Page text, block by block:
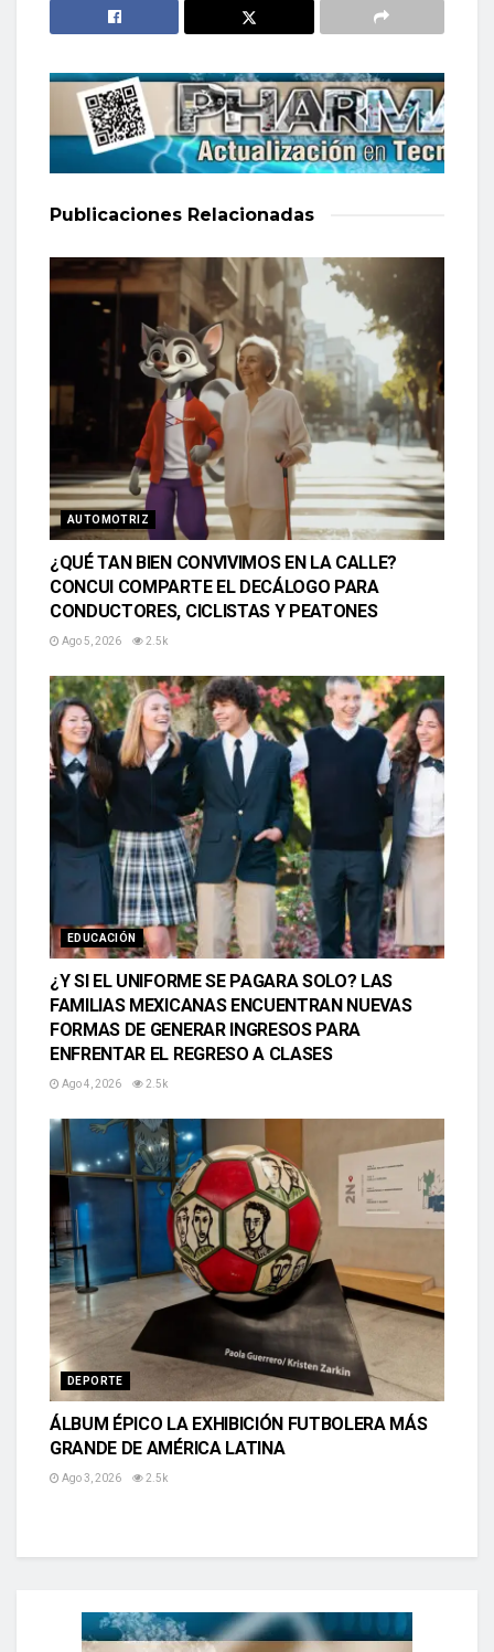
Publicaciones Relacionadas
AUTOMOTRIZ
¿QUÉ TAN BIEN CONVIVIMOS EN LA CALLE?
CONCUI COMPARTE EL DECÁLOGO PARA
CONDUCTORES, CICLISTAS Y PEATONES
Ago 5, 2026 2.5k
EDUCACIÓN
¿Y SI EL UNIFORME SE PAGARA SOLO? LAS
FAMILIAS MEXICANAS ENCUENTRAN NUEVAS
FORMAS DE GENERAR INGRESOS PARA
ENFRENTAR EL REGRESO A CLASES
Ago 4, 2026 2.5k
DEPORTE
ÁLBUM ÉPICO LA EXHIBICIÓN FUTBOLERA MÁS
GRANDE DE AMÉRICA LATINA
Ago 3, 2026 2.5k